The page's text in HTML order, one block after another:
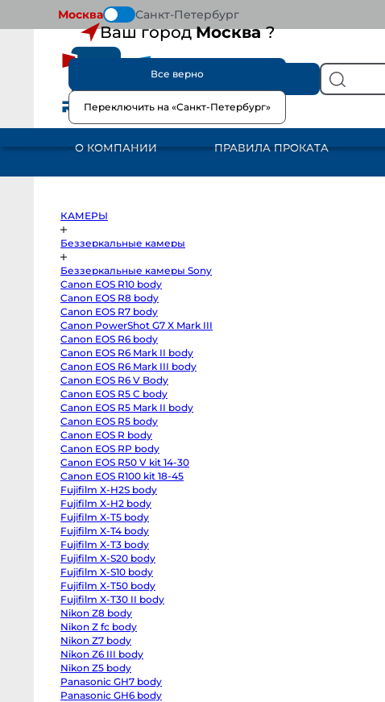
Москва Санкт-Петербург
Ваш городМосква?
Все верно
Переключить на «Санкт-Петербург»
КАМЕРЫ
Беззеркальные
Беззеркальные
Sony
R8
body
EOS
G7
X
III
Canon
EOS
EOS
R6
EOS
R6
Mark
О КОМПАНИИ ПРАВИЛА ПРОКАТА
КАМЕРЫ
Беззеркальные камеры
Беззеркальные камеры Sony
Canon EOS R10 body
Canon EOS R8 body
Canon EOS R7 body
Canon PowerShot G7 X Mark III
Canon EOS R6 body
Canon EOS R6 Mark II body
Canon EOS R6 Mark III body
Canon EOS R6 V Body
Canon EOS R5 C body
Canon EOS R5 Mark II body
Canon EOS R5 body
Canon EOS R body
Canon EOS RP body
Canon EOS R50 V kit 14-30
Canon EOS R100 kit 18-45
Fujifilm X-H2S body
Fujifilm X-H2 body
Fujifilm X-T5 body
Fujifilm X-T4 body
Fujifilm X-T3 body
Fujifilm X-S20 body
Fujifilm X-S10 body
Fujifilm X-T50 body
Fujifilm X-T30 II body
Nikon Z8 body
Nikon Z fc body
Nikon Z7 body
Nikon Z6 III body
Nikon Z5 body
Panasonic GH7 body
Panasonic GH6 body